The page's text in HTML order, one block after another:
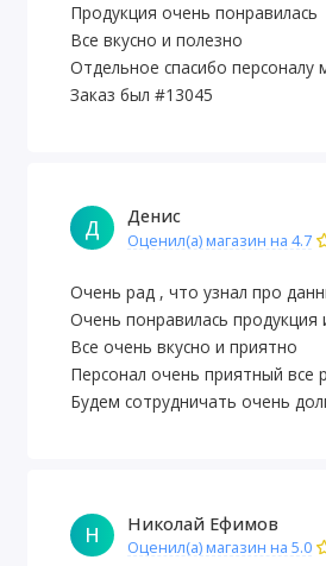
Продукция очень понравилась
Все вкусно и полезно
Отдельное спасибо персоналу
Заказ был #13045
Д Денис
Оценил(а) магазин на 4.7
Очень рад , что узнал про
Очень понравилась продукция
Все очень вкусно и приятно
Персонал очень приятный все
Будем сотрудничать очень
Н Николай Ефимов
Оценил(а) магазин на 5.0